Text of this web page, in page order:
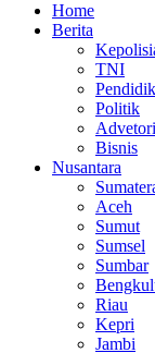
Home
Berita
TNI
Politik
Bisnis
Nusantara
Aceh
Sumut
Sumsel
Sumbar
Riau
Kepri
Jambi